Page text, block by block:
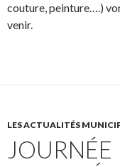
couture, peinture….)
venir.
LES ACTUALITÉS
JOURNÉE